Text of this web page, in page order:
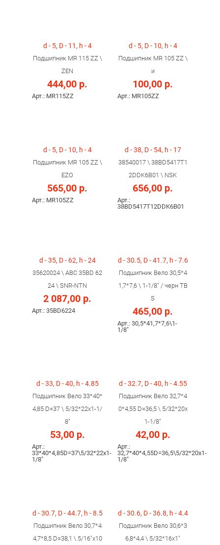
d - 5, D - 11, h - 4
Подшипник MR 115 ZZ \
ZEN
444,00 р.
Арт.: MR115ZZ
d - 5, D - 10, h - 4
Подшипник MR 105 ZZ \
и
100,00 р.
Арт.: MR105ZZ
d - 5, D - 10, h - 4
Подшипник MR 105 ZZ \
EZO
565,00 р.
Арт.: MR105ZZ
d - 38, D - 54, h - 17
38540017 \ 38BD5417T1
2DDK6B01 \ NSK
656,00 р.
Арт.:
38BD5417T12DDK6B01
d - 35, D - 62, h - 24
35620024 \ ABC 35BD 62
24 \ SNR-NTN
2 087,00 р.
Арт.: 35BD6224
d - 30.5, D - 41.7, h - 7.6
Подшипник Вело 30,5*4
1,7*7,6 \ 1-1/8" / черн TB
S
465,00 р.
Арт.: 30,5*41,7*7,6\1-
1/8"
d - 33, D - 40, h - 4.85
Подшипник Вело 33*40*
4,85 D=37 \ 5/32*22x1-1/
8"
53,00 р.
Арт.:
33*40*4,85D=37\5/32*22x1-
1/8"
d - 32.7, D - 40, h - 4.55
Подшипник Вело 32,7*4
0*4,55 D=36,5 \ 5/32*20x
1-1/8"
42,00 р.
Арт.:
32,7*40*4,55D=36,5\5/32*20x1-
1/8"
d - 30.7, D - 44.7, h - 8.5
Подшипник Вело 30,7*4
4,7*8,5 D=38,1 \ 5/16"x10
d - 30.6, D - 36.8, h - 4.4
Подшипник Вело 30,6*3
6,8*4,4 \ 5/32*16x1"